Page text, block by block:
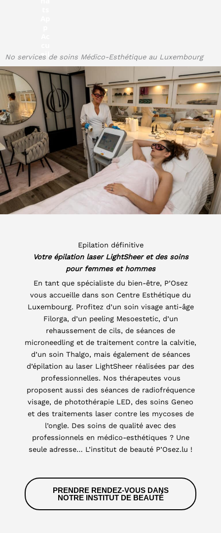
No services de soins Médico-Esthétique au Luxembourg
Epilation définitive
Votre épilation laser LightSheer et des soins
pour femmes et hommes
En tant que spécialiste du bien-être, P’Osez
vous accueille dans son Centre Esthétique du
Luxembourg. Profitez d’un soin visage anti-âge
Filorga, d’un peeling Mesoestetic, d’un
rehaussement de cils, de séances de
microneedling et de traitement contre la calvitie,
d’un soin Thalgo, mais également de séances
d’épilation au laser LightSheer réalisées par des
professionnelles. Nos thérapeutes vous
proposent aussi des séances de radiofréquence
visage, de photothérapie LED, des soins Geneo
et des traitements laser contre les mycoses de
l’ongle. Des soins de qualité avec des
professionnels en médico-esthétiques ? Une
seule adresse… L’institut de beauté P’Osez.lu !
PRENDRE RENDEZ-VOUS DANS
NOTRE INSTITUT DE BEAUTÉ